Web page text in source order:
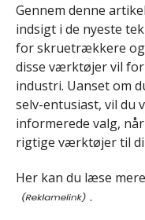
Gennem denne
indsigt i de nyeste
for skruetrækkere
disse værktøjer vil
industri. Uanset om
selv-entusiast, vil
informerede valg,
rigtige værktøjer til
Her kan du læse
.